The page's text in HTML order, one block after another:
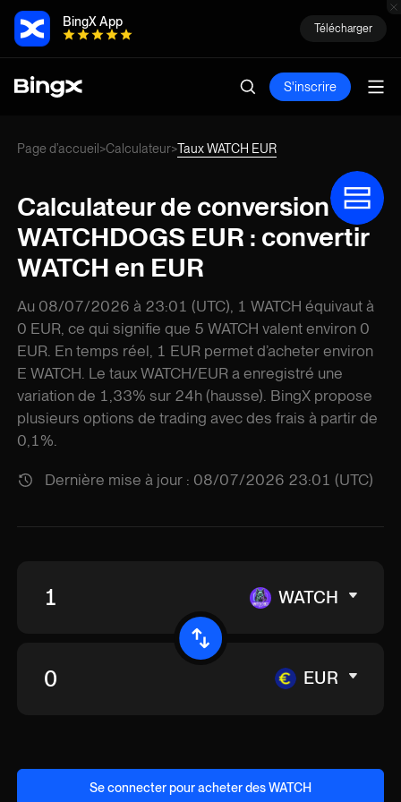
BingX App Télécharger
S'inscrire
Page d’accueil >Calculateur>Taux WATCH EUR
Calculateur de conversion
WATCHDOGS EUR : convertir
WATCH en EUR
Au 08/07/2026 à 23:01 (UTC), 1 WATCH équivaut à
0 EUR, ce qui signifie que 5 WATCH valent environ 0
EUR. En temps réel, 1 EUR permet d’acheter environ
E WATCH. Le taux WATCH/EUR a enregistré une
variation de 1,33% sur 24h (hausse). BingX propose
plusieurs options de trading avec des frais à partir de
0,1%.
Dernière mise à jour : 08/07/2026 23:01 (UTC)
WATCH
EUR
Se connecter pour acheter des WATCH